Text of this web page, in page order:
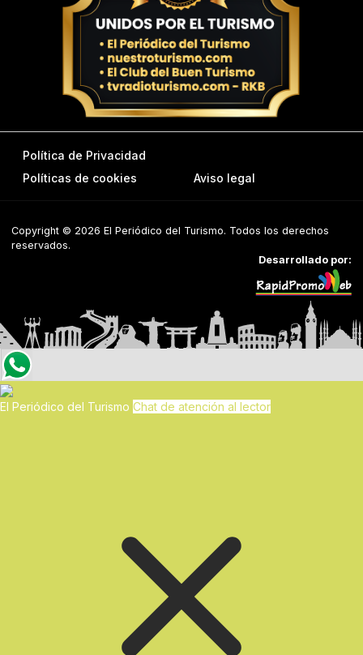
Política de Privacidad
Políticas de cookies
Aviso legal
Copyright © 2026 El Periódico del Turismo. Todos los derechos
reservados.
Desarrollado por:
El Periódico del Turismo Chat de atención al lector